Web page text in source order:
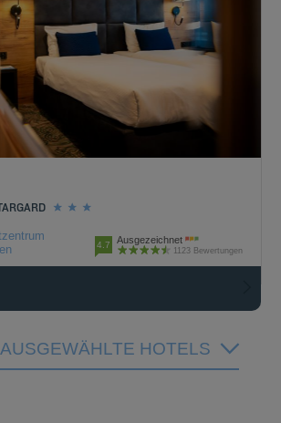
4.7 Ausgezeichnet
1123 Bewertungen
AUSGEWÄHLTE HOTELS